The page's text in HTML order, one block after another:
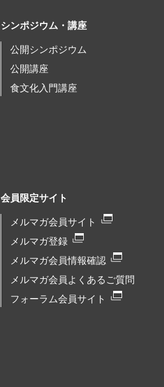
シンポジウム・講座
公開シンポジウム
公開講座
食文化入門講座
会員限定サイト
メルマガ会員サイト
メルマガ登録
メルマガ会員情報確認
メルマガ会員よくあるご質問
フォーラム会員サイト